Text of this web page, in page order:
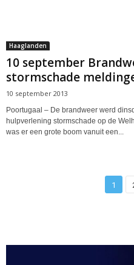
Haaglanden
10 september
stormschade
10 september 2013
Poortugaal – De brandweer werd
hulpverlening stormschade op de
was er een grote boom vanuit een...
1